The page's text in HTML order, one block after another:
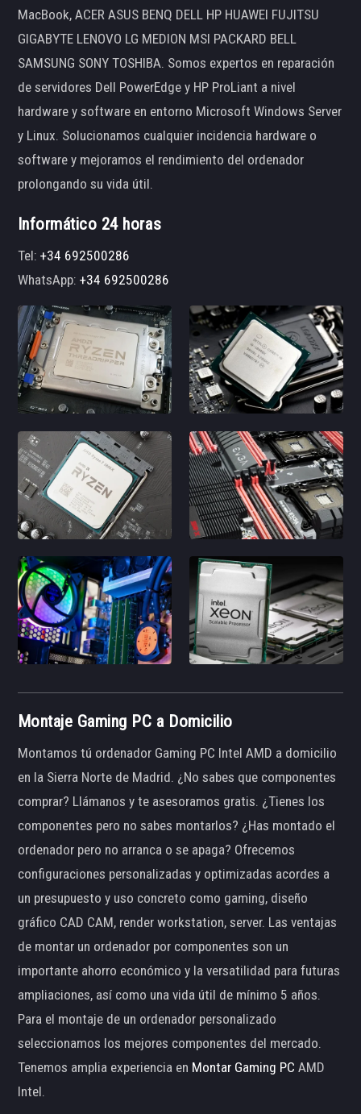
MacBook, ACER ASUS BENQ DELL HP HUAWEI FUJITSU
GIGABYTE LENOVO LG MEDION MSI PACKARD BELL
SAMSUNG SONY TOSHIBA. Somos expertos en reparación
de servidores Dell PowerEdge y HP ProLiant a nivel
hardware y software en entorno Microsoft Windows Server
y Linux. Solucionamos cualquier incidencia hardware o
software y mejoramos el rendimiento del ordenador
prolongando su vida útil.
Informático 24 horas
Tel:+34 692500286
WhatsApp:+34 692500286
Montaje Gaming PC a Domicilio
Montamos tú ordenador Gaming PC Intel AMD a domicilio
en la Sierra Norte de Madrid. ¿No sabes que componentes
comprar? Llámanos y te asesoramos gratis. ¿Tienes los
componentes pero no sabes montarlos? ¿Has montado el
ordenador pero no arranca o se apaga? Ofrecemos
configuraciones personalizadas y optimizadas acordes a
un presupuesto y uso concreto como gaming, diseño
gráfico CAD CAM, render workstation, server. Las ventajas
de montar un ordenador por componentes son un
importante ahorro económico y la versatilidad para futuras
ampliaciones, así como una vida útil de mínimo 5 años.
Para el montaje de un ordenador personalizado
seleccionamos los mejores componentes del mercado.
Tenemos amplia experiencia en Montar Gaming PC AMD
Intel.